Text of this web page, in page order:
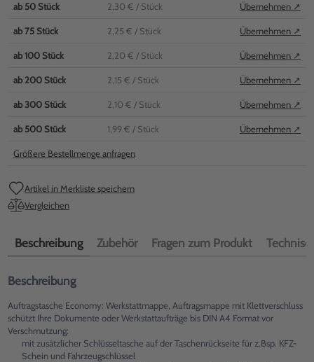
ab 50 Stück 2,30 € / Stück Übernehmen ↗
ab75 Stück 2,25 € / Stück Übernehmen ↗
ab100 Stück 2,20 € / Stück Übernehmen ↗
ab 200 Stück 2,15 € / Stück Übernehmen ↗
ab300 Stück 2,10 € / Stück Übernehmen ↗
ab 500 Stück 1,99 € / Stück Übernehmen ↗
Größere Bestellmenge anfragen
Artikel in Merkliste speichern
Vergleichen
Beschreibung Zubehör Fragen zum Produkt
Beschreibung
Auftragstasche Economy: Werkstattmappe, Auftragsmappe mit Klettverschluss
schützt Ihre Dokumente oder Werkstattaufträge bis DIN A4 Format vor
Verschmutzung:
mit zusätzlicher Schlüsseltasche auf der Taschenrückseite für z.Bsp. KFZ-
Schein und Fahrzeugschlüssel